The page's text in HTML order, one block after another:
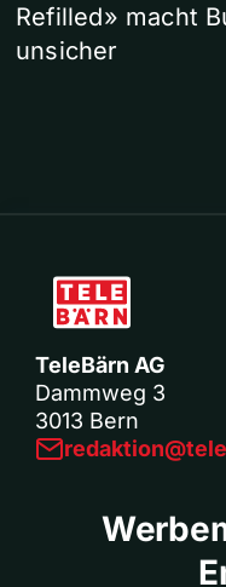
Refilled» macht
unsicher
TeleBärn AG
Dammweg 3
3013 Bern